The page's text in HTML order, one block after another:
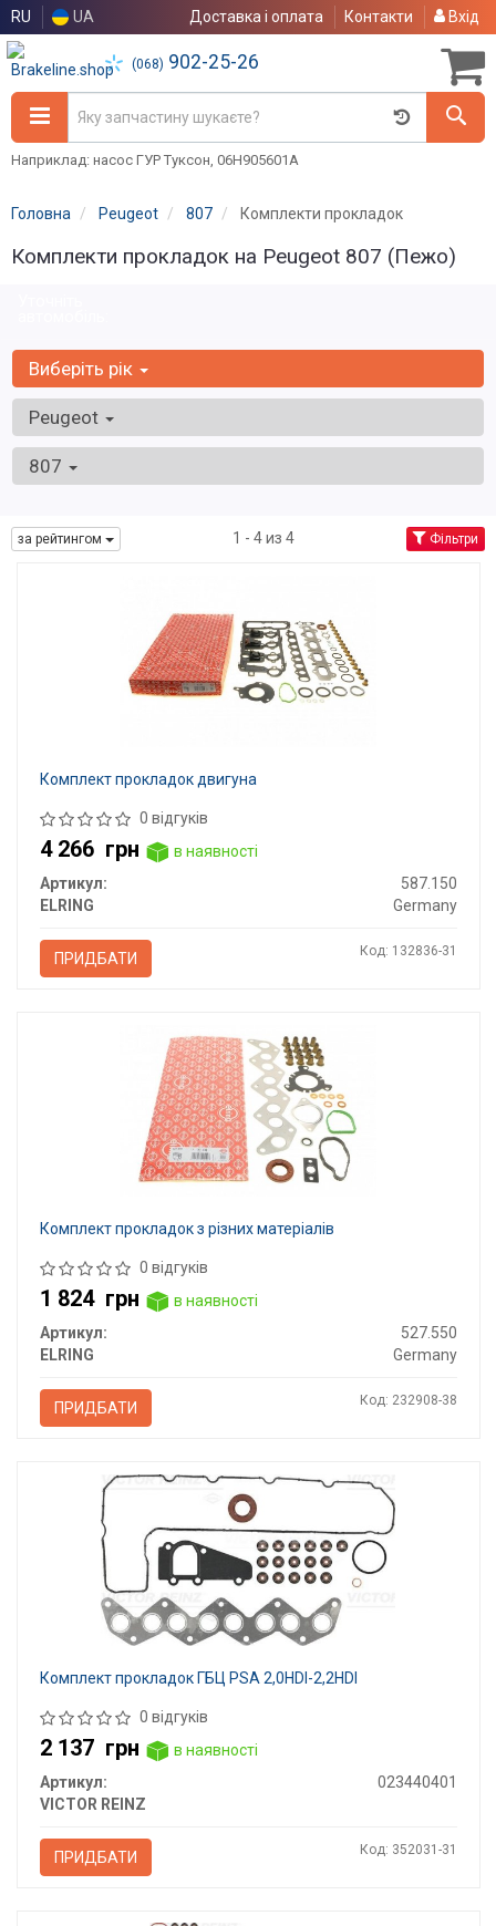
RU UA Доставка і оплата Контакти Вхід
(068) 902-25-26
Наприклад: насос ГУР Туксон, 06H905601A
Головна Peugeot 807 Комплекти прокладок
Комплекти прокладок на Peugeot 807 (Пежо)
Виберіть рік
Peugeot
807
за рейтингом 1 - 4 из 4 Фільтри
Комплект прокладок двигуна
0 відгуків
4 266 грн
в наявності
Артикул:
587.150
ELRING
Germany
ПРИДБАТИ Код: 132836-31
Комплект прокладок з різних матеріалів
0 відгуків
1 824 грн
в наявності
Артикул:
527.550
ELRING
Germany
ПРИДБАТИ Код: 232908-38
Комплект прокладок ГБЦ PSA 2,0HDI-2,2HDI
0 відгуків
2 137 грн
в наявності
Артикул:
023440401
VICTOR REINZ
ПРИДБАТИ Код: 352031-31